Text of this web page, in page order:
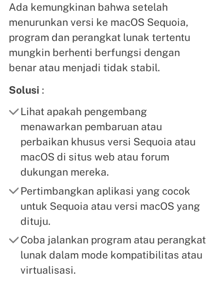
Ada kemungkinan bahwa setelah
menurunkan versi ke macOS Sequoia,
program dan perangkat lunak tertentu
mungkin berhenti berfungsi dengan
benar atau menjadi tidak stabil.
Solusi :
Lihat apakah pengembang
menawarkan pembaruan atau
perbaikan khusus versi Sequoia atau
macOS di situs web atau forum
dukungan mereka.
Pertimbangkan aplikasi yang cocok
untuk Sequoia atau versi macOS yang
dituju.
Coba jalankan program atau perangkat
lunak dalam mode kompatibilitas atau
virtualisasi.